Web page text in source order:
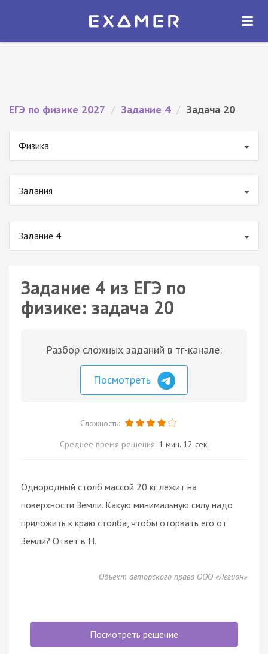
Экзамер — ЕГЭ 2027
ОТКРЫТЬ
ЕГЭ по физике 2027 / Задание 4 / Задача 20
Физика
Задания
Задание 4
Задание 4 из ЕГЭ по
физике: задача 20
Разбор сложных заданий в тг-канале:
Посмотреть
Сложность:
Среднее время решения: 1 мин. 12 сек.
Однородный столб массой 20 кг лежит на
поверхности Земли. Какую минимальную силу надо
приложить к краю столба, чтобы оторвать его от
Земли? Ответ в Н.
Объект авторского права ООО «Легион»
Посмотреть решение